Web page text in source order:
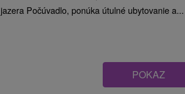
jazera Počúvadlo, ponúka útulné ubytovanie a...
POKAZ